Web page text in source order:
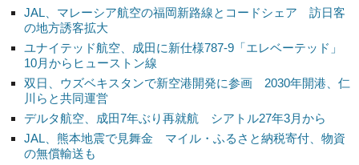
JAL、マレーシア航空の福岡新路線とコードシェア 訪日客
の地方誘客拡大
ユナイテッド航空、成田に新仕様787-9「エレベーテッド」
10月からヒューストン線
双日、ウズベキスタンで新空港開発に参画 2030年開港、仁
川らと共同運営
デルタ航空、成田7年ぶり再就航 シアトル27年3月から
JAL、熊本地震で見舞金 マイル・ふるさと納税寄付、物資
の無償輸送も